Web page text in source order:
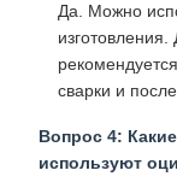
Да. Можно
сварки и
Вопрос 4:
используют